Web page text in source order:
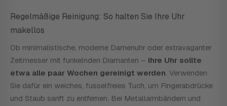
Regelmäßige Reinigung: So halten Sie Ihre Uhr
makellos
Ob minimalistische, moderne Damenuhr oder extravaganter
Zeitmesser mit funkelnden Diamanten – Ihre Uhr sollte
etwa alle paar Wochen gereinigt werden. Verwenden
Sie dafür ein weiches, fusselfreies Tuch, um Fingerabdrücke
und Staub sanft zu entfernen. Bei Metallarmbändern und